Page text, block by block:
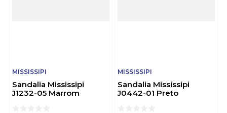
MISSISSIPI
Sandalia Mississipi
J1232-05 Marrom
MISSISSIPI
Sandalia Mississipi
J0442-01 Preto